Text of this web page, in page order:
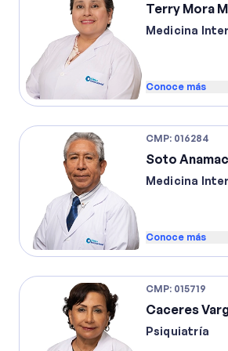
Terry Mora
Medicina
Conoce más
CMP: 016284
Soto
Medicina
Conoce más
CMP: 015719
Caceres
Psiquiatría